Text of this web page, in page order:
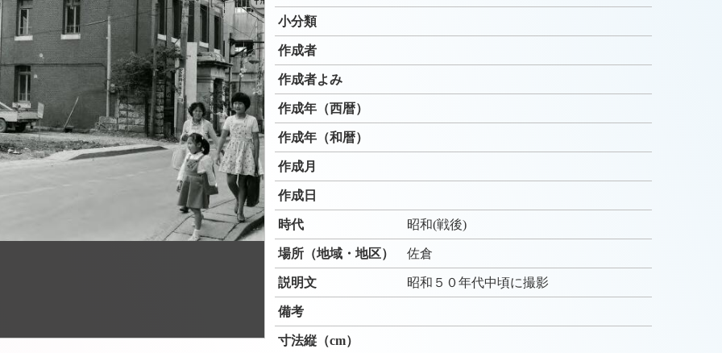
小分類
作成者
作成者よみ
作成年（西暦）
作成年（和暦）
作成月
作成日
時代 昭和(戦後)
場所（地域・地区） 佐倉
説明文 昭和５０年代中頃に撮影
備考
寸法縦（cm）